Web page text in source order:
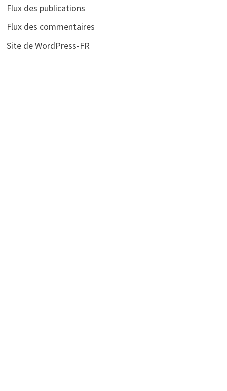
Flux des publications
Flux des commentaires
Site de WordPress-FR